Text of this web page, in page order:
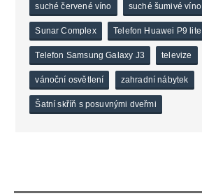
suché červené víno suché šumivé víno
Sunar Complex Telefon Huawei P9 lite
Telefon Samsung Galaxy J3 televize
vánoční osvětlení zahradní nábytek
Šatní skříň s posuvnými dveřmi